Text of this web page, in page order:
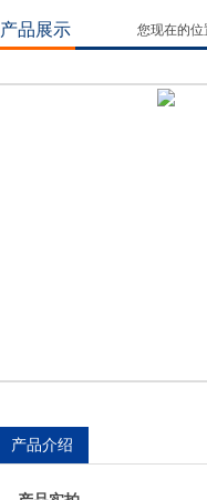
产品展示 您现在的位
产品介绍